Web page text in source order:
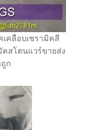
คลือบเซรามิคสี
สโตนแวร์ขายส่ง
ก